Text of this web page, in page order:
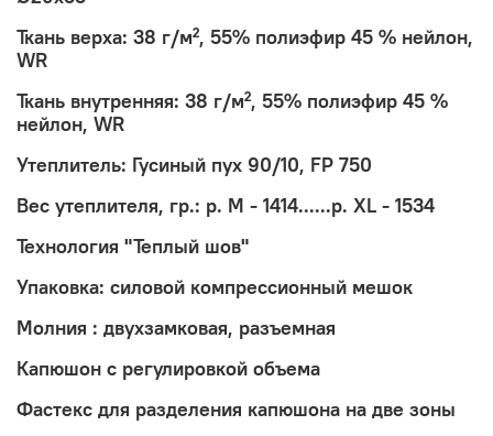
Ткань верха: 38 г/м², 55% полиэфир 45 % нейлон,
WR
Ткань внутренняя: 38 г/м², 55% полиэфир 45 %
нейлон, WR
Утеплитель: Гусиный пух 90/10, FP 750
Вес утеплителя, гр.: р. М - 1414......р. XL - 1534
Технология "Теплый шов"
Упаковка: силовой компрессионный мешок
Молния : двухзамковая, разъемная
Капюшон с регулировкой объема
Фастекс для разделения капюшона на две зоны